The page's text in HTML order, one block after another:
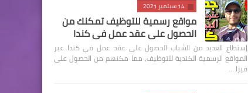
14 سبتمبر 2021
مواقع رسمية للتوظيف تمكنك من
الحصول على عقد عمل في كندا
إستطاع العديد من الشباب الحصول على عقد عمل في كندا عبر
المواقع الرسمية الكندية للتوظيف، مما مكنهم من الحصول على
فيزا …